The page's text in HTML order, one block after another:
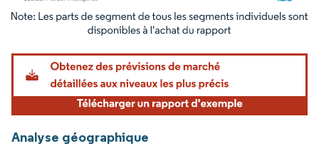
Image © Mordor Intelligence. La réutilisation nécessite une attribution sous CC BY
Analyse géographique